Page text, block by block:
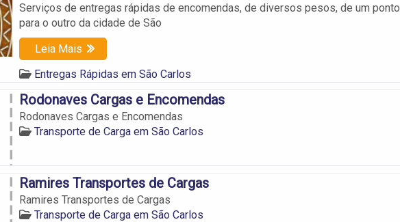
Serviços de entregas rápidas de encomendas, de diversos pesos, de um ponto
para o outro da cidade de São
Leia Mais
Entregas Rápidas em São Carlos
Rodonaves Cargas e Encomendas
Rodonaves Cargas e Encomendas
Transporte de Carga em São Carlos
Ramires Transportes de Cargas
Ramires Transportes de Cargas
Transporte de Carga em São Carlos